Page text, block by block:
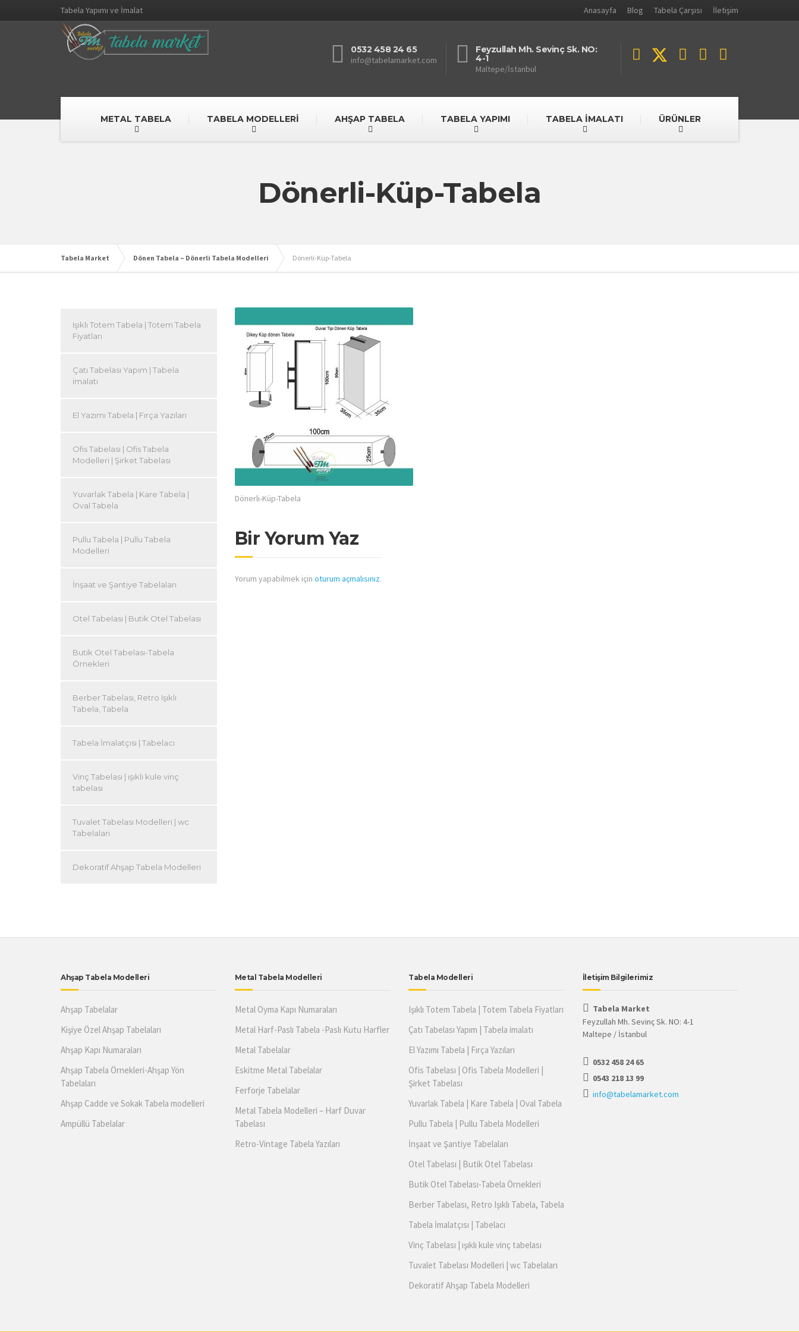
Tabela Yapımı ve İmalat Anasayfa Blog Tabela Çarşısı İletişim
0532 458 24 65
info@tabelamarket.com
Feyzullah Mh. Sevinç Sk. NO:
4-1
Maltepe/İstanbul
METAL TABELA TABELA MODELLERİ AHŞAP TABELA TABELA YAPIMI TABELA İMALATI ÜRÜNLER
Dönerli-Küp-Tabela
Tabela Market Dönen Tabela – Dönerli Tabela Modelleri Dönerli-Küp-Tabela
Dönerli-Küp-Tabela
Bir Yorum Yaz
Yorum yapabilmek için oturum açmalısınız.
Işıklı Totem Tabela | Totem Tabela
Fiyatları
Çatı Tabelası Yapım | Tabela
imalatı
El Yazımı Tabela | Fırça Yazıları
Ofis Tabelası | Ofis Tabela
Modelleri | Şirket Tabelası
Yuvarlak Tabela | Kare Tabela |
Oval Tabela
Pullu Tabela | Pullu Tabela
Modelleri
İnşaat ve Şantiye Tabelaları
Otel Tabelası | Butik Otel Tabelası
Butik Otel Tabelası-Tabela
Örnekleri
Berber Tabelası, Retro Işıklı
Tabela, Tabela
Tabela İmalatçısı | Tabelacı
Vinç Tabelası | ışıklı kule vinç
tabelası
Tuvalet Tabelası Modelleri | wc
Tabelaları
Dekoratif Ahşap Tabela Modelleri
Ahşap Tabela Modelleri
Ahşap Tabelalar
Kişiye Özel Ahşap Tabelaları
Ahşap Kapı Numaraları
Ahşap Tabela Örnekleri-Ahşap Yön
Tabelaları
Ahşap Cadde ve Sokak Tabela modelleri
Ampüllü Tabelalar
Metal Tabela Modelleri
Metal Oyma Kapı Numaraları
Metal Harf-Paslı Tabela -Paslı Kutu Harfler
Metal Tabelalar
Eskitme Metal Tabelalar
Ferforje Tabelalar
Metal Tabela Modelleri – Harf Duvar
Tabelası
Retro-Vintage Tabela Yazıları
Tabela Modelleri
Işıklı Totem Tabela | Totem Tabela Fiyatları
Çatı Tabelası Yapım | Tabela imalatı
El Yazımı Tabela | Fırça Yazıları
Ofis Tabelası | Ofis Tabela Modelleri |
Şirket Tabelası
Yuvarlak Tabela | Kare Tabela | Oval Tabela
Pullu Tabela | Pullu Tabela Modelleri
İnşaat ve Şantiye Tabelaları
Otel Tabelası | Butik Otel Tabelası
Butik Otel Tabelası-Tabela Örnekleri
Berber Tabelası, Retro Işıklı Tabela, Tabela
Tabela İmalatçısı | Tabelacı
Vinç Tabelası | ışıklı kule vinç tabelası
Tuvalet Tabelası Modelleri | wc Tabelaları
Dekoratif Ahşap Tabela Modelleri
İletişim Bilgilerimiz
Tabela Market
Feyzullah Mh. Sevinç Sk. NO: 4-1
Maltepe / İstanbul
0532 458 24 65
0543 218 13 99
info@tabelamarket.com